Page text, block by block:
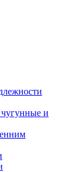
и